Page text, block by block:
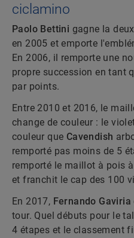
ciclamino
Paolo Bettini gagne la
en 2005 et emporte
En 2006, il remporte une
propre succession en tant
par points.
Entre 2010 et 2016, le
change de couleur : le
couleur que Cavendish
remporté pas moins de 5
remporté le maillot à pois
et franchit le cap des 100
En 2017, Fernando Gaviria
tour. Quel débuts pour le
4 étapes et le classement